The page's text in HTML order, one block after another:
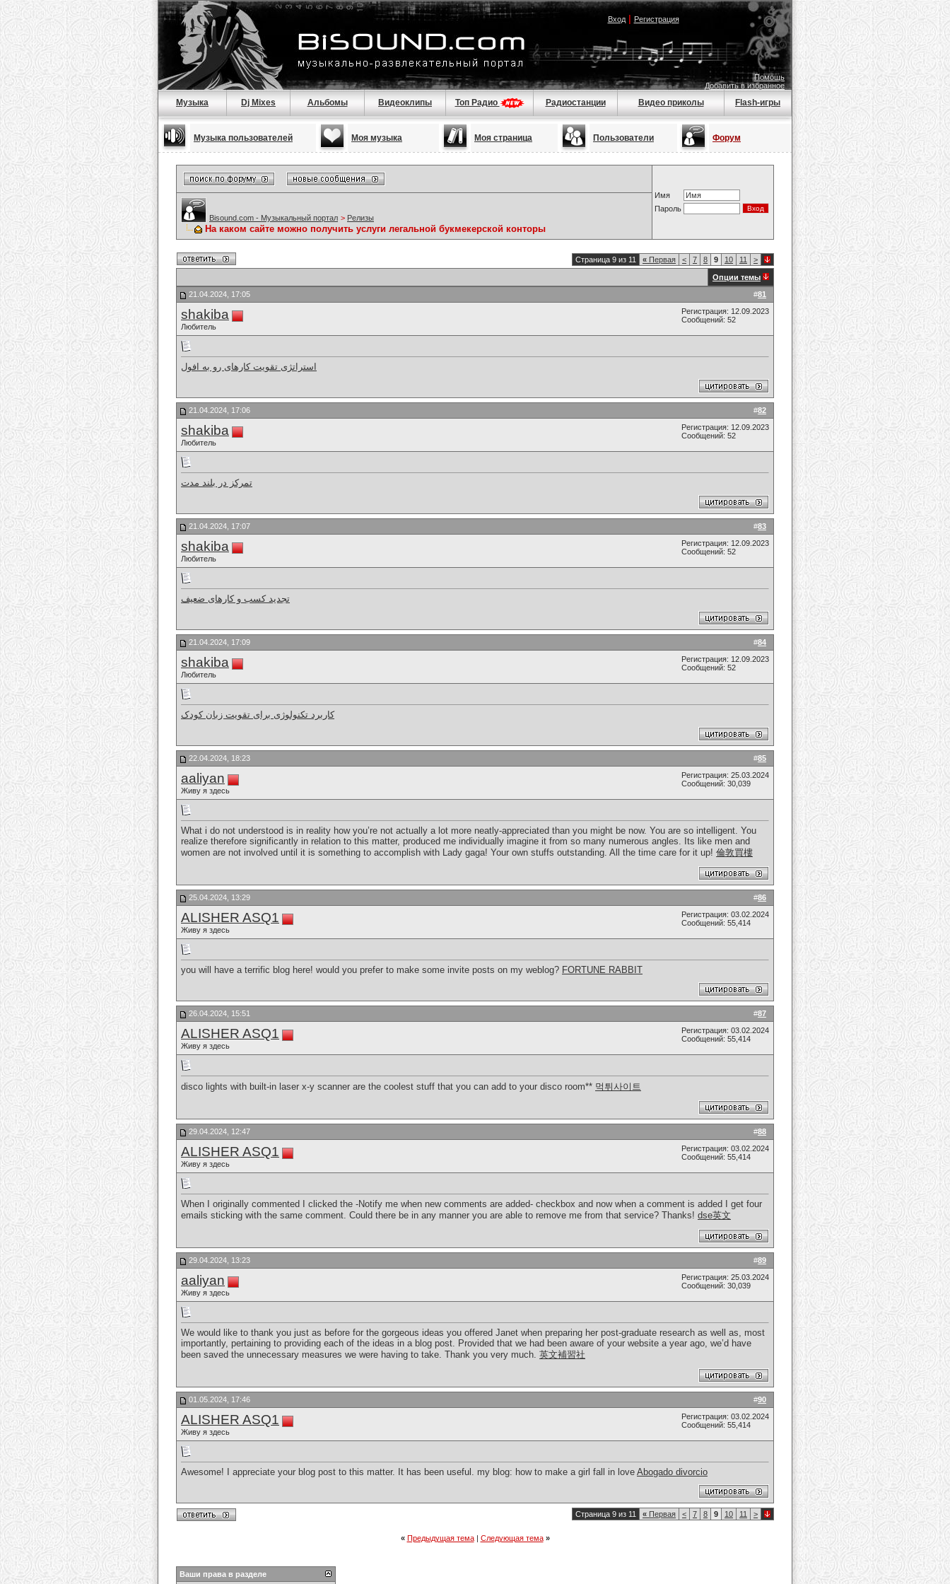
Вход| Регистрация
Помощь
Добавить в избранное
Музыка Dj Mixes Альбомы Видеоклипы Топ Радио Радиостанции Видео приколы Flash-игры
Музыка пользователей Моя музыка Моя страница Пользователи Форум
Имя
Пароль
Bisound.com - Музыкальный портал > Релизы
На каком сайте можно получить услуги легальной букмекерской конторы
Страница 9 из 11 « Первая < 7 8 9 10 11 >
Опции темы
#81
21.04.2024, 17:05
shakiba
Любитель
Регистрация: 12.09.2023
Сообщений: 52
استراتژی تقویت کارهای رو به افول
#82
21.04.2024, 17:06
shakiba
Любитель
Регистрация: 12.09.2023
Сообщений: 52
تمرکز در بلند مدت
#83
21.04.2024, 17:07
shakiba
Любитель
Регистрация: 12.09.2023
Сообщений: 52
تجدید کسب و کارهای ضعیف
#84
21.04.2024, 17:09
shakiba
Любитель
Регистрация: 12.09.2023
Сообщений: 52
کاربرد تکنولوژی برای تقویت زبان کودک
#85
22.04.2024, 18:23
aaliyan
Живу я здесь
Регистрация: 25.03.2024
Сообщений: 30,039
What i do not understood is in reality how you’re not actually a lot more neatly-appreciated than you might be now. You are so intelligent. You
realize therefore significantly in relation to this matter, produced me individually imagine it from so many numerous angles. Its like men and
women are not involved until it is something to accomplish with Lady gaga! Your own stuffs outstanding. All the time care for it up! 倫敦買樓
#86
25.04.2024, 13:29
ALISHER ASQ1
Живу я здесь
Регистрация: 03.02.2024
Сообщений: 55,414
you will have a terrific blog here! would you prefer to make some invite posts on my weblog? FORTUNE RABBIT
#87
26.04.2024, 15:51
ALISHER ASQ1
Живу я здесь
Регистрация: 03.02.2024
Сообщений: 55,414
disco lights with built-in laser x-y scanner are the coolest stuff that you can add to your disco room** 먹튀사이트
#88
29.04.2024, 12:47
ALISHER ASQ1
Живу я здесь
Регистрация: 03.02.2024
Сообщений: 55,414
When I originally commented I clicked the -Notify me when new comments are added- checkbox and now when a comment is added I get four
emails sticking with the same comment. Could there be in any manner you are able to remove me from that service? Thanks! dse英文
#89
29.04.2024, 13:23
aaliyan
Живу я здесь
Регистрация: 25.03.2024
Сообщений: 30,039
We would like to thank you just as before for the gorgeous ideas you offered Janet when preparing her post-graduate research as well as, most
importantly, pertaining to providing each of the ideas in a blog post. Provided that we had been aware of your website a year ago, we’d have
been saved the unnecessary measures we were having to take. Thank you very much. 英文補習社
#90
01.05.2024, 17:46
ALISHER ASQ1
Живу я здесь
Регистрация: 03.02.2024
Сообщений: 55,414
Awesome! I appreciate your blog post to this matter. It has been useful. my blog: how to make a girl fall in love Abogado divorcio
Страница 9 из 11 « Первая < 7 8 9 10 11 >
« Предыдущая тема| Следующая тема »
Ваши права в разделе